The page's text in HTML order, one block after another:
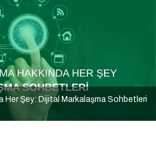
Her Şey: Dijital Markalaşma Sohbetleri